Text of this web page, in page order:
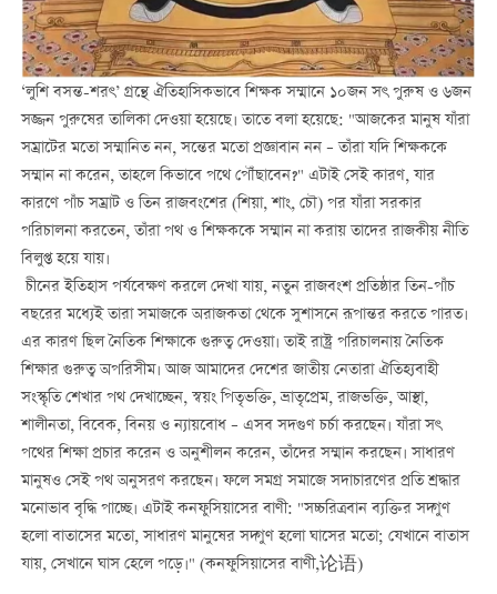
‘লুশি বসন্ত-শরৎ’ গ্রন্থে ঐতিহাসিকভাবে শিক্ষক সম্মানে ১০জন সৎ পুরুষ ও ৬জন
সজ্জন পুরুষের তালিকা দেওয়া হয়েছে। তাতে বলা হয়েছে: "আজকের মানুষ যাঁরা
সম্রাটের মতো সম্মানিত নন, সন্তের মতো প্রজ্ঞাবান নন – তাঁরা যদি শিক্ষককে
সম্মান না করেন, তাহলে কিভাবে পথে পৌঁছাবেন?" এটাই সেই কারণ, যার
কারণে পাঁচ সম্রাট ও তিন রাজবংশের (শিয়া, শাং, চৌ) পর যাঁরা সরকার
পরিচালনা করতেন, তাঁরা পথ ও শিক্ষককে সম্মান না করায় তাদের রাজকীয় নীতি
বিলুপ্ত হয়ে যায়।
চীনের ইতিহাস পর্যবেক্ষণ করলে দেখা যায়, নতুন রাজবংশ প্রতিষ্ঠার তিন-পাঁচ
বছরের মধ্যেই তারা সমাজকে অরাজকতা থেকে সুশাসনে রূপান্তর করতে পারত।
এর কারণ ছিল নৈতিক শিক্ষাকে গুরুত্ব দেওয়া। তাই রাষ্ট্র পরিচালনায় নৈতিক
শিক্ষার গুরুত্ব অপরিসীম। আজ আমাদের দেশের জাতীয় নেতারা ঐতিহ্যবাহী
সংস্কৃতি শেখার পথ দেখাচ্ছেন, স্বয়ং পিতৃভক্তি, ভ্রাতৃপ্রেম, রাজভক্তি, আস্থা,
শালীনতা, বিবেক, বিনয় ও ন্যায়বোধ – এসব সদগুণ চর্চা করছেন। যাঁরা সৎ
পথের শিক্ষা প্রচার করেন ও অনুশীলন করেন, তাঁদের সম্মান করছেন। সাধারণ
মানুষও সেই পথ অনুসরণ করছেন। ফলে সমগ্র সমাজে সদাচারণের প্রতি শ্রদ্ধার
মনোভাব বৃদ্ধি পাচ্ছে। এটাই কনফুসিয়াসের বাণী: "সচ্চরিত্রবান ব্যক্তির সদ্গুণ
হলো বাতাসের মতো, সাধারণ মানুষের সদ্গুণ হলো ঘাসের মতো; যেখানে বাতাস
যায়, সেখানে ঘাস হেলে পড়ে।" (কনফুসিয়াসের বাণী,论语)